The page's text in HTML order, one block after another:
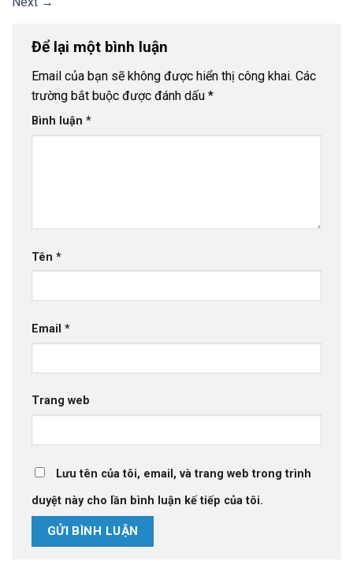
Để lại một bình luận
Email của bạn sẽ không được hiển thị công khai. Các
trường bắt buộc được đánh dấu *
Bình luận *
Tên *
Email *
Trang web
Lưu tên của tôi, email, và trang web trong trình
duyệt này cho lần bình luận kế tiếp của tôi.